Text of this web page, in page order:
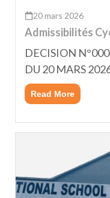
20 mars 2026
Admissibilités
DECISION
DU 20 MARS
Read More